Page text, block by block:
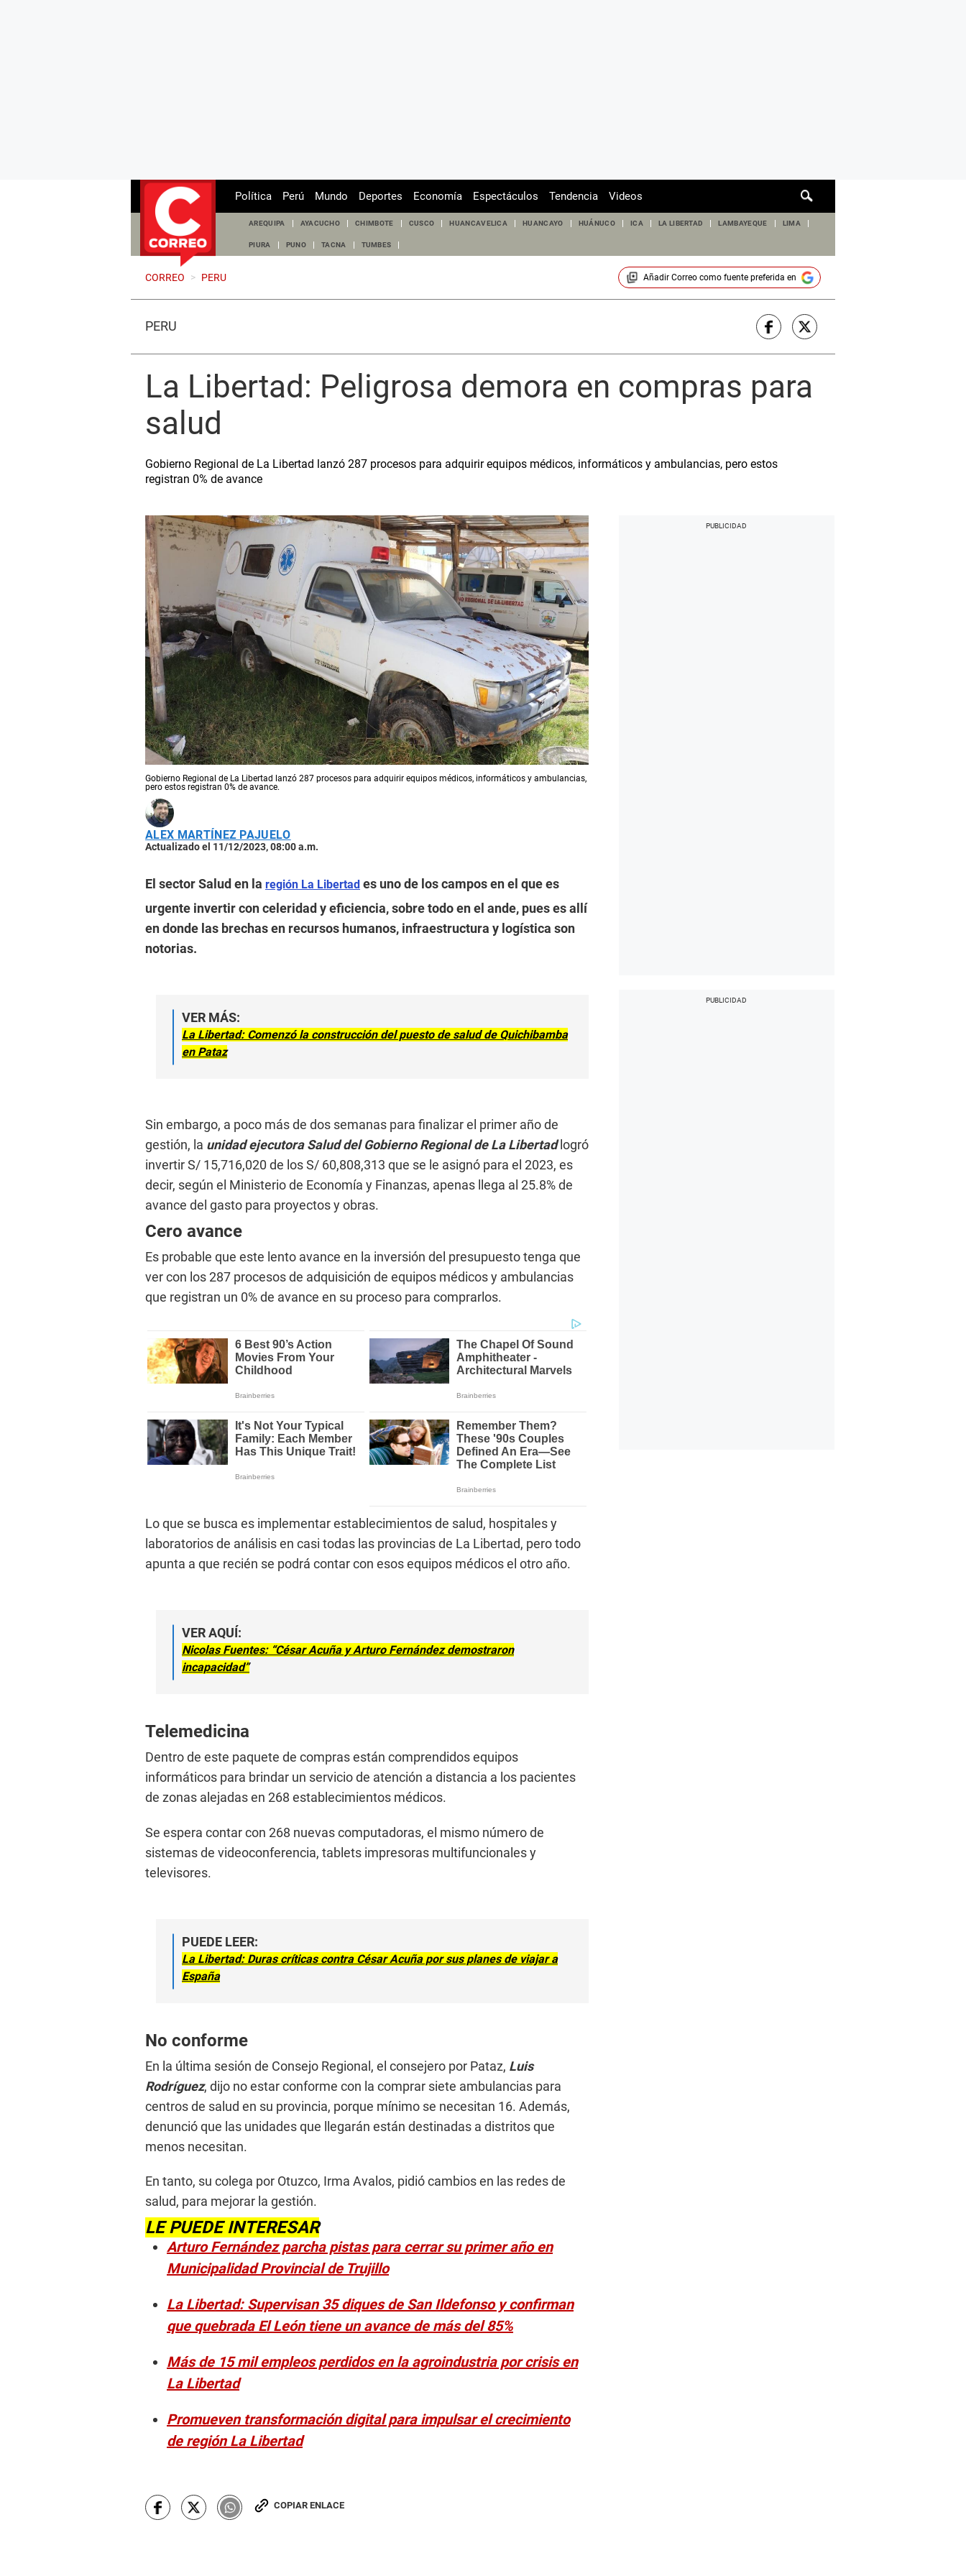
de
Política Perú Mundo Deportes Economía Espectáculos Tendencia Videos
AREQUIPA AYACUCHO CHIMBOTE CUSCO HUANCAVELICA HUANCAYO HUÁNUCO ICA LA LIBERTAD LAMBAYEQUE LIMA
PIURA PUNO TACNA TUMBES
CORREO > PERU Añadir Correocomo fuente preferida en
PERÚ
La Libertad: Peligrosa demora en compras para
salud
Gobierno Regional de La Libertad lanzó 287 procesos para adquirir equipos médicos, informáticos y ambulancias, pero estos
registran 0% de avance
Gobierno Regional de La Libertad lanzó 287 procesos para adquirir equipos médicos, informáticos y ambulancias,
pero estos registran 0% de avance.
ALEX MARTÍNEZ PAJUELO
Actualizado el 11/12/2023, 08:00 a.m.
El sector Salud en la región La Libertad es uno de los campos en el que es
urgente invertir con celeridad y eficiencia, sobre todo en el ande, pues es allí
en donde las brechas en recursos humanos, infraestructura y logística son
notorias.
VER MÁS:
La Libertad: Comenzó la construcción del puesto de salud de Quichibamba
en Pataz
Sin embargo, a poco más de dos semanas para finalizar el primer año de
gestión, la unidad ejecutora Salud del Gobierno Regional de La Libertadlogró
invertir S/ 15,716,020 de los S/ 60,808,313 que se le asignó para el 2023, es
decir, según el Ministerio de Economía y Finanzas, apenas llega al 25.8% de
avance del gasto para proyectos y obras.
Cero avance
Es probable que este lento avance en la inversión del presupuesto tenga que
ver con los 287 procesos de adquisición de equipos médicos y ambulancias
que registran un 0% de avance en su proceso para comprarlos.
Lo que se busca es implementar establecimientos de salud, hospitales y
laboratorios de análisis en casi todas las provincias de La Libertad, pero todo
apunta a que recién se podrá contar con esos equipos médicos el otro año.
VER AQUÍ:
Nicolas Fuentes: “César Acuña y Arturo Fernández demostraron
incapacidad”
Telemedicina
Dentro de este paquete de compras están comprendidos equipos
informáticos para brindar un servicio de atención a distancia a los pacientes
de zonas alejadas en 268 establecimientos médicos.
Se espera contar con 268 nuevas computadoras, el mismo número de
sistemas de videoconferencia, tablets impresoras multifuncionales y
televisores.
PUEDE LEER:
La Libertad: Duras críticas contra César Acuña por sus planes de viajar a
España
No conforme
En la última sesión de Consejo Regional, el consejero por Pataz, Luis
Rodríguez, dijo no estar conforme con la comprar siete ambulancias para
centros de salud en su provincia, porque mínimo se necesitan 16. Además,
denunció que las unidades que llegarán están destinadas a distritos que
menos necesitan.
En tanto, su colega por Otuzco, Irma Avalos, pidió cambios en las redes de
salud, para mejorar la gestión.
LE PUEDE INTERESAR
Arturo Fernández parcha pistas para cerrar su primer año en
Municipalidad Provincial de Trujillo
La Libertad: Supervisan 35 diques de San Ildefonso y confirman
que quebrada El León tiene un avance de más del 85%
Más de 15 mil empleos perdidos en la agroindustria por crisis en
La Libertad
Promueven transformación digital para impulsar el crecimiento
de región La Libertad
COPIAR ENLACE